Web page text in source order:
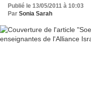
Publié le 13/05/2011 à 10:03
Par Sonia Sarah